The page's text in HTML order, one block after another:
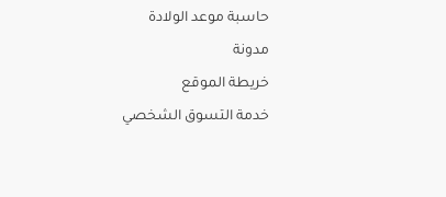
حاسبة موعد الولادة
مدونة
خريطة الموقع
خدمة التسوق الشخصي